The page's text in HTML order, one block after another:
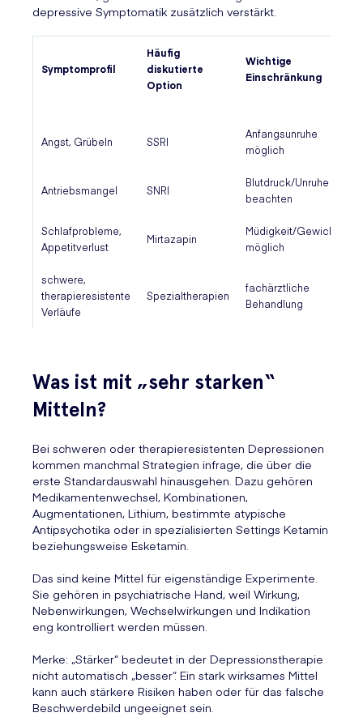
depressive Symptomatik zusätzlich verstärkt.
Symptomprofil
Häufig
diskutierte
Option
Wichtige
Einschränkung
Angst, Grübeln SSRI
Anfangsunruhe
möglich
Antriebsmangel SNRI
Blutdruck/Unruhe
beachten
Schlafprobleme,
Appetitverlust
Mirtazapin
Müdigkeit/Gewicht
möglich
schwere,
therapieresistente
Verläufe
Spezialtherapien
fachärztliche
Behandlung
Was ist mit „sehr starken“
Mitteln?
Bei schweren oder therapieresistenten Depressionen
kommen manchmal Strategien infrage, die über die
erste Standardauswahl hinausgehen. Dazu gehören
Medikamentenwechsel, Kombinationen,
Augmentationen, Lithium, bestimmte atypische
Antipsychotika oder in spezialisierten Settings Ketamin
beziehungsweise Esketamin.
Das sind keine Mittel für eigenständige Experimente.
Sie gehören in psychiatrische Hand, weil Wirkung,
Nebenwirkungen, Wechselwirkungen und Indikation
eng kontrolliert werden müssen.
Merke: „Stärker“ bedeutet in der Depressionstherapie
nicht automatisch „besser“. Ein stark wirksames Mittel
kann auch stärkere Risiken haben oder für das falsche
Beschwerdebild ungeeignet sein.